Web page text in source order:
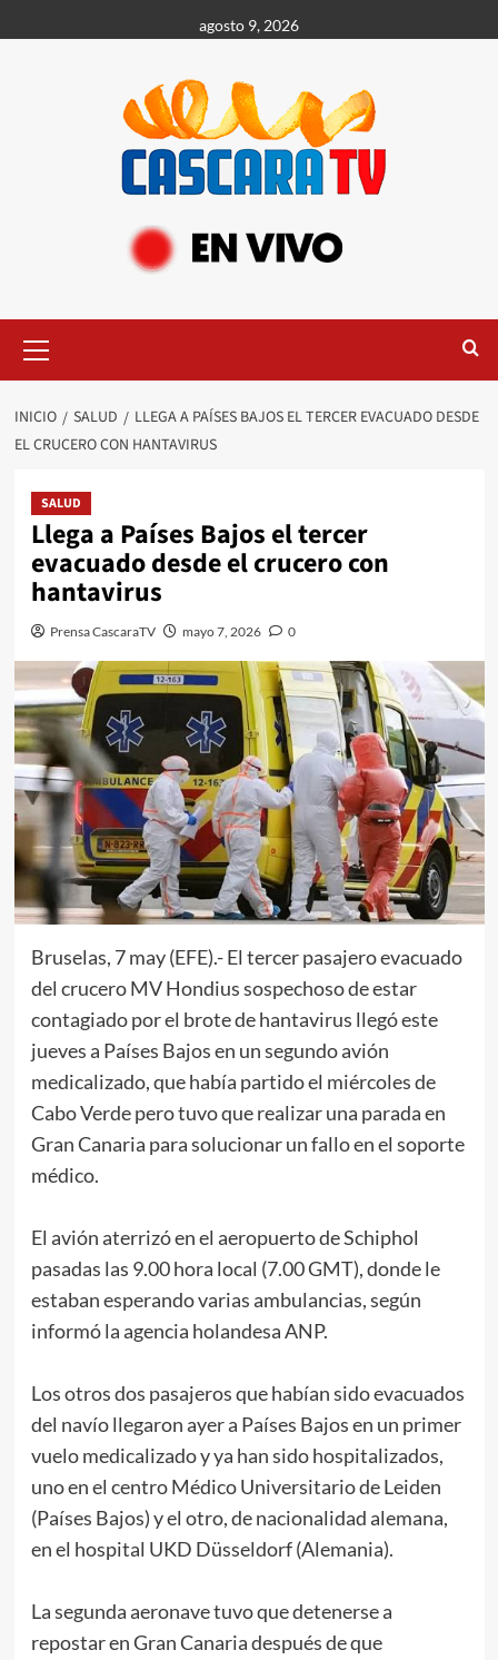
agosto 9, 2026
INICIO SALUD
LLEGA A PAÍSES BAJOS EL TERCER EVACUADO DESDE
EL CRUCERO CON HANTAVIRUS
SALUD
Llega a Países Bajos el tercer
evacuado desde el crucero con
hantavirus
Prensa CascaraTV mayo 7, 2026 0
Bruselas, 7 may (EFE).- El tercer pasajero evacuado
del crucero MV Hondius sospechoso de estar
contagiado por el brote de hantavirus llegó este
jueves a Países Bajos en un segundo avión
medicalizado, que había partido el miércoles de
Cabo Verde pero tuvo que realizar una parada en
Gran Canaria para solucionar un fallo en el soporte
médico.
El avión aterrizó en el aeropuerto de Schiphol
pasadas las 9.00 hora local (7.00 GMT), donde le
estaban esperando varias ambulancias, según
informó la agencia holandesa ANP.
Los otros dos pasajeros que habían sido evacuados
del navío llegaron ayer a Países Bajos en un primer
vuelo medicalizado y ya han sido hospitalizados,
uno en el centro Médico Universitario de Leiden
(Países Bajos) y el otro, de nacionalidad alemana,
en el hospital UKD Düsseldorf (Alemania).
La segunda aeronave tuvo que detenerse a
repostar en Gran Canaria después de que